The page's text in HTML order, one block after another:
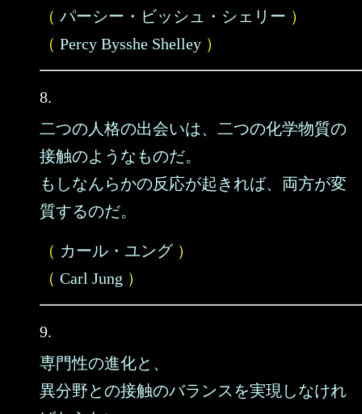
（ パーシー・ビッシュ・シェリー ）
（ Percy Bysshe Shelley ）
8.
二つの人格の出会いは、二つの化学物質の
接触のようなものだ。
もしなんらかの反応が起きれば、両方が変
質するのだ。
（ カール・ユング）
（ Carl Jung ）
9.
専門性の進化と、
異分野との接触のバランスを実現しなけれ